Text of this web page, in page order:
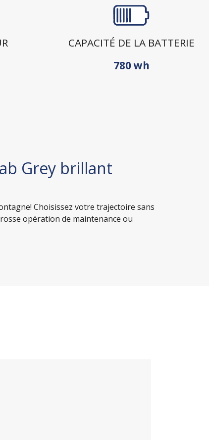
CAPACITÉ DE LA BATTERIE
780 wh
Grey brillant
Choisissez votre trajectoire sans
opération de maintenance ou